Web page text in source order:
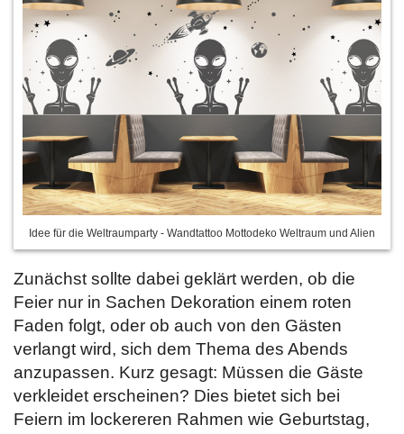
Idee für die Weltraumparty - Wandtattoo Mottodeko Weltraum und Alien
Zunächst sollte dabei geklärt werden, ob die
Feier nur in Sachen Dekoration einem roten
Faden folgt, oder ob auch von den Gästen
verlangt wird, sich dem Thema des Abends
anzupassen. Kurz gesagt: Müssen die Gäste
verkleidet erscheinen? Dies bietet sich bei
Feiern im lockereren Rahmen wie Geburtstag,